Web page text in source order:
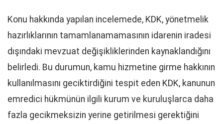
Konu hakkında yapılan incelemede, KDK, yönetmelik
hazırlıklarının tamamlanamamasının idarenin iradesi
dışındaki mevzuat değişikliklerinden kaynaklandığını
belirledi. Bu durumun, kamu hizmetine girme hakkının
kullanılmasını geciktirdiğini tespit eden KDK, kanunun
emredici hükmünün ilgili kurum ve kuruluşlarca daha
fazla gecikmeksizin yerine getirilmesi gerektiğini